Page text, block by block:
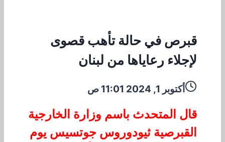
قبرص في حالة تأهب قصوى
لإجلاء رعاياها من لبنان
أكتوبر 1, 2024 11:01 ص
قال المتحدث باسم وزارة الخارجية
القبرصية ثيودوروس جوتسيس يوم